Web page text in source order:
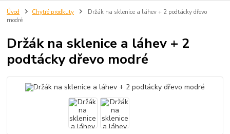
Úvod Chytré prodkuty
Držák na sklenice a láhev + 2 podtácky dřevo
modré
Držák na sklenice a láhev + 2
podtácky dřevo modré